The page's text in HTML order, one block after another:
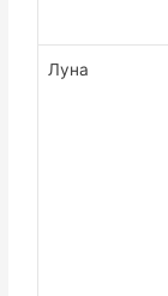
Луна